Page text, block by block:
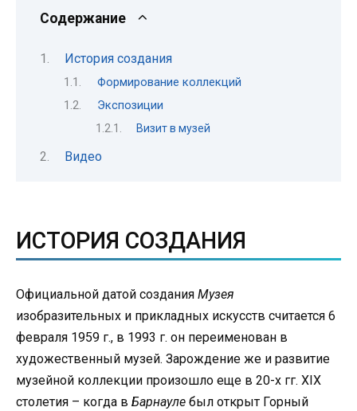
Содержание
История создания
Формирование коллекций
Экспозиции
Визит в музей
Видео
ИСТОРИЯ СОЗДАНИЯ
Официальной датой создания Музея
изобразительных и прикладных искусств считается 6
февраля 1959 г., в 1993 г. он переименован в
художественный музей. Зарождение же и развитие
музейной коллекции произошло еще в 20-х гг. XIX
столетия – когда в Барнауле был открыт Горный